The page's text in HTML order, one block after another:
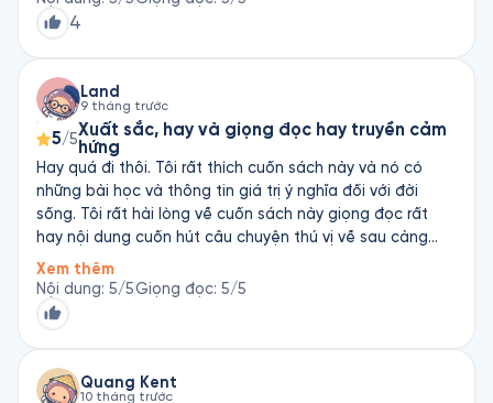
4
Land
9 tháng trước
5/5Xuất sắc, hay và giọng đọc hay truyền cảm
hứng
Hay quá đi thôi. Tôi rất thích cuốn sách này và nó có
những bài học và thông tin giá trị ý nghĩa đối với đời
sống. Tôi rất hài lòng về cuốn sách này giọng đọc rất
hay nội dung cuốn hút câu chuyện thú vị về sau càng
hay khi mình nghe về sau mình sẽ cảm thấy tò mò hơn vì
nó rất hay. Câu chuyện liên kết với đời sống tạo nên một
cảm giác chân thực gần gũi với đời sống của chúng ta,
khi nghe chúng ta sẽ hiểu được nội dung câu chuyện. Tôi
rất thích cuốn sách này vừa hay vừa chân thực siêu hay
luôn tôi rất thích câu chuyện này. Cảm ơn nhà xuất bản
và tác giả, sách Fonos. Chúc các bạn nghe vui vẻ🥰❤️❤️
Xem thêm
Nội dung: 5/5Giọng đọc: 5/5
Quang Kent
10 tháng trước